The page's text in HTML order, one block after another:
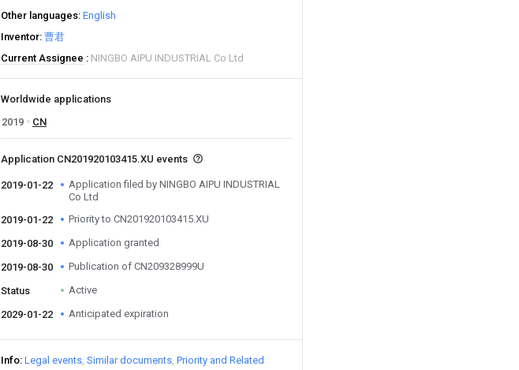
Other languages English
Inventor 曹君
Current Assignee
NINGBO AIPU INDUSTRIAL Co Ltd
Worldwide applications
2019
CN
Application CN201920103415.XU events
2019-01-22
Application filed by NINGBO AIPU INDUSTRIAL
Co Ltd
2019-01-22
Priority to CN201920103415.XU
2019-08-30 Application granted
2019-08-30 Publication of CN209328999U
Status Active
2029-01-22 Anticipated expiration
Info Legal events Similar documents Priority and Related